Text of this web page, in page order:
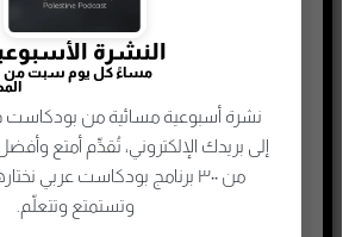
الذاكرة الشعبية الفلسطينية
الذكاء الإصطناعي
الطفل والحياة الأسرية
النشرة
مساءً كل يوم سبت من
نشرة أسبوعية مسائية من
إلى بريدك الإلكتروني، تُقدِّم أمتع
من ٣٠٠ برنامج بودكاست عربي
وتستمتع وتتعلّم.